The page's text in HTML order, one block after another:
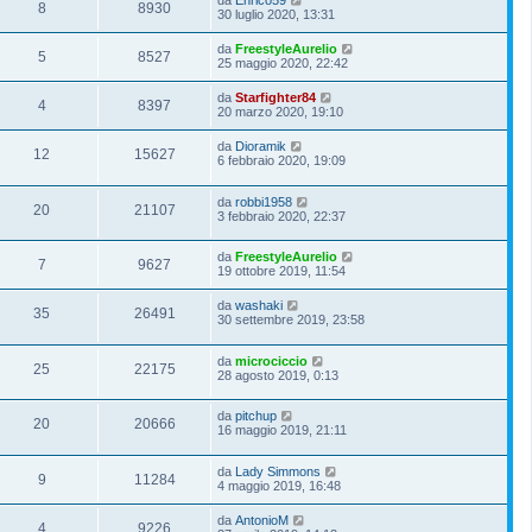
8 8930
30 luglio 2020, 13:31
5 8527 da FreestyleAurelio
25 maggio 2020, 22:42
4 8397 da Starfighter84
20 marzo 2020, 19:10
12 15627 da Dioramik
6 febbraio 2020, 19:09
20 21107 da robbi1958
3 febbraio 2020, 22:37
7 9627 da FreestyleAurelio
19 ottobre 2019, 11:54
35 26491 da washaki
30 settembre 2019, 23:58
25 22175 da microciccio
28 agosto 2019, 0:13
20 20666 da pitchup
16 maggio 2019, 21:11
9 11284 da Lady Simmons
4 maggio 2019, 16:48
4 9226 da AntonioM